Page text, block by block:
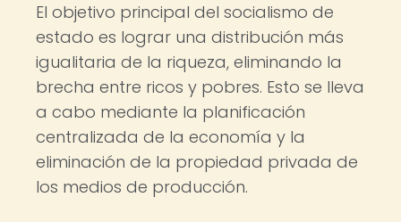
El objetivo principal del socialismo de
estado es lograr una distribución más
igualitaria de la riqueza, eliminando la
brecha entre ricos y pobres. Esto se lleva
a cabo mediante la planificación
centralizada de la economía y la
eliminación de la propiedad privada de
los medios de producción.